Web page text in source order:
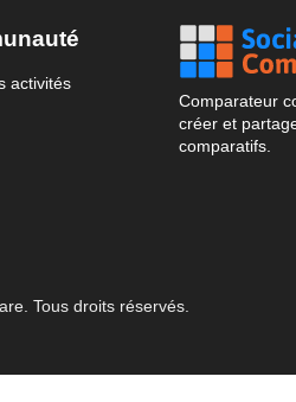
activités
Comparateur
créer et
comparatifs.
Tous droits réservés.